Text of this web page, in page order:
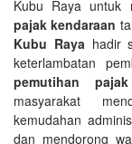
Kubu Raya untuk
pajak kendaraan
Kubu Raya hadir
keterlambatan
pemutihan
masyarakat
kemudahan
dan mendorong